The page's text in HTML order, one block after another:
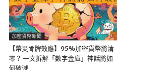
加密貨幣新聞
【幣災骨牌效應】95%加密貨幣將清
零？ 一文拆解「數字金庫」神話將如
何破滅